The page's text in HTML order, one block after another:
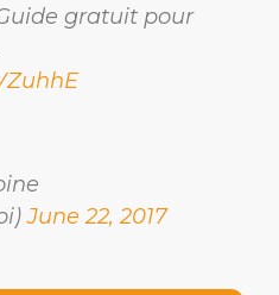
gratuit pour
June 22, 2017